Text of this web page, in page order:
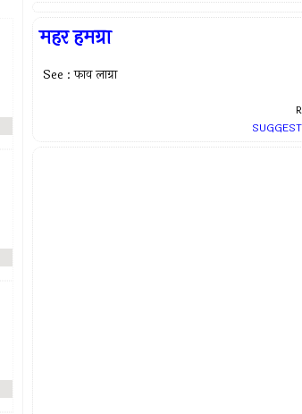
महर हमग्रा
See : फाव लाग्रा